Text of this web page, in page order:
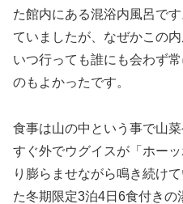
た館内にある混浴内風呂で
ていましたが、なぜかこの
いつ行っても誰にも会わず
のもよかったです。
食事は山の中という事で山
すぐ外でウグイスが「ホー
り膨らませながら鳴き続け
た冬期限定3泊4日6食付き